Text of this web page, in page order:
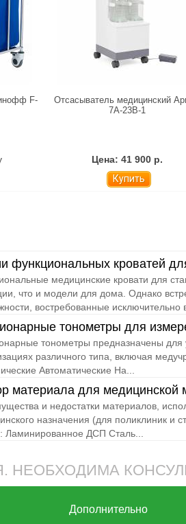
F-
Отсасыватель медицинский
7A-23B-1
Цена: 41 900 р.
Купить
функциональных кроватей
медицинские кровати для
что и модели для дома. Однако
востребованные
тонометры для
тонометры предназначены
различного типа, включая
Автоматические На...
материала для медицинской
и недостатки материалов,
назначения (для поликлиник и
Ламинированное ДСП Сталь...
Дополнительно